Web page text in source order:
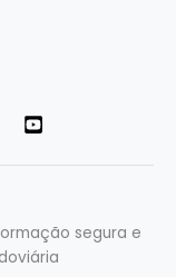
segura e
Italiano